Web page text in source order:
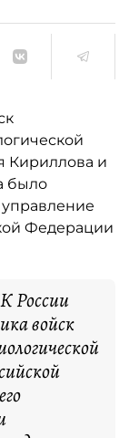
Кириллова и
было
Федерации
России
войск